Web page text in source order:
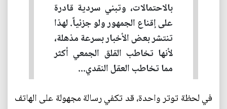
بالاحتمالات، وتبني سردية قادرة
على إقناع الجمهور ولو جزئياً. لهذا
تنتشر بعض الأخبار بسرعة مذهلة،
لأنها تخاطب القلق الجمعي أكثر
مما تخاطب العقل النقدي...
في لحظة توتر واحدة، قد تكفي رسالة مجهولة على الهاتف